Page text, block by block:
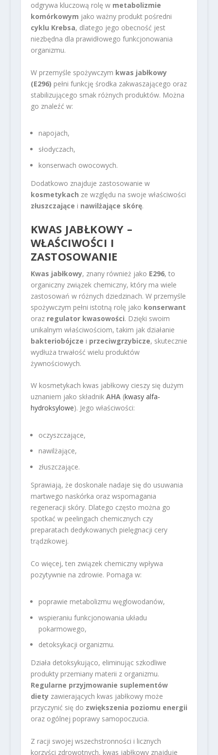
odgrywa kluczową rolę w metabolizmie
komórkowym jako ważny produkt pośredni
cyklu Krebsa, dlatego jego obecność jest
niezbędna dla prawidłowego funkcjonowania
organizmu.
W przemyśle spożywczym kwas jabłkowy
(E296) pełni funkcję środka zakwaszającego oraz
stabilizującego smak różnych produktów. Można
go znaleźć w:
napojach,
słodyczach,
konserwach owocowych.
Dodatkowo znajduje zastosowanie w
kosmetykach ze względu na swoje właściwości
złuszczające i nawilżające skórę.
KWAS JABŁKOWY –
WŁAŚCIWOŚCI I
ZASTOSOWANIE
Kwas jabłkowy, znany również jako E296, to
organiczny związek chemiczny, który ma wiele
zastosowań w różnych dziedzinach. W przemyśle
spożywczym pełni istotną rolę jako konserwant
oraz regulator kwasowości. Dzięki swoim
unikalnym właściwościom, takim jak działanie
bakteriobójcze i przeciwgrzybicze, skutecznie
wydłuża trwałość wielu produktów
żywnościowych.
W kosmetykach kwas jabłkowy cieszy się dużym
uznaniem jako składnik AHA(kwasy alfa-
hydroksylowe). Jego właściwości:
oczyszczające,
nawilżające,
złuszczające.
Sprawiają, że doskonale nadaje się do usuwania
martwego naskórka oraz wspomagania
regeneracji skóry. Dlatego często można go
spotkać w peelingach chemicznych czy
preparatach dedykowanych pielęgnacji cery
trądzikowej.
Co więcej, ten związek chemiczny wpływa
pozytywnie na zdrowie. Pomaga w:
poprawie metabolizmu węglowodanów,
wspieraniu funkcjonowania układu
pokarmowego,
detoksykacji organizmu.
Działa detoksykująco, eliminując szkodliwe
produkty przemiany materii z organizmu.
Regularne przyjmowanie suplementów
dietyzawierających kwas jabłkowy może
przyczynić się do zwiększenia poziomu energii
oraz ogólnej poprawy samopoczucia.
Z racji swojej wszechstronności i licznych
korzyści zdrowotnych, kwas jabłkowy znajduje